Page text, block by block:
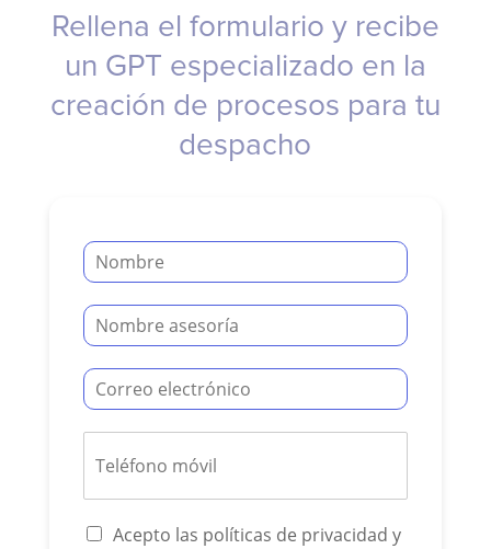
Rellena el formulario y recibe
un GPT especializado en la
creación de procesos para tu
despacho
Acepto las políticas de privacidad y